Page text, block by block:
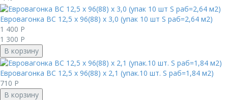
Евровагонка BC 12,5 х 96(88) х 3,0 (упак 10 шт S раб=2,64 м2)
1 400 Р
1 300 Р
В корзину
Евровагонка BC 12,5 х 96(88) х 2,1 (упак.10 шт. S раб=1,84 м2)
710 Р
В корзину